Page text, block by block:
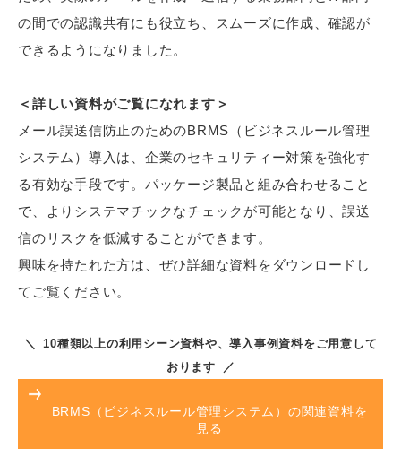
の間での認識共有にも役立ち、スムーズに作成、確認が
できるようになりました。
＜詳しい資料がご覧になれます＞
メール誤送信防止のためのBRMS（ビジネスルール管理
システム）導入は、企業のセキュリティー対策を強化す
る有効な手段です。パッケージ製品と組み合わせること
で、よりシステマチックなチェックが可能となり、誤送
信のリスクを低減することができます。
興味を持たれた方は、ぜひ詳細な資料をダウンロードし
てご覧ください。
＼ 10種類以上の利用シーン資料や、導入事例資料をご用意して
おります ／
BRMS（ビジネスルール管理システム）の関連資料を
見る